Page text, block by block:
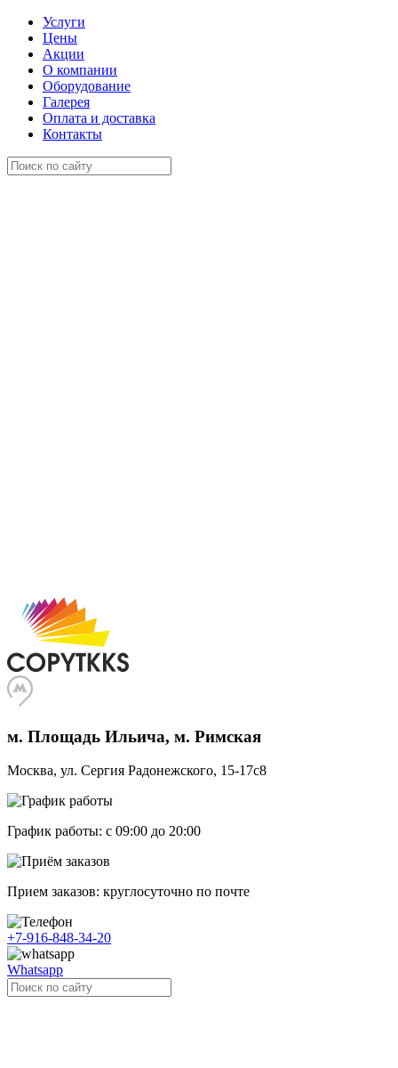
Услуги
Цены
Акции
О компании
Оборудование
Галерея
Оплата и доставка
Контакты
м. Площадь Ильича, м. Римская
Москва, ул. Сергия Радонежского, 15-17с8
График работы: с 09:00 до 20:00
Прием заказов: круглосуточно по почте
+7-916-848-34-20
Whatsapp